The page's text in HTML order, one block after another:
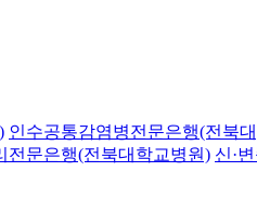
인수공통감염병전문은행(전북
전문은행(전북대학교병원) 신·